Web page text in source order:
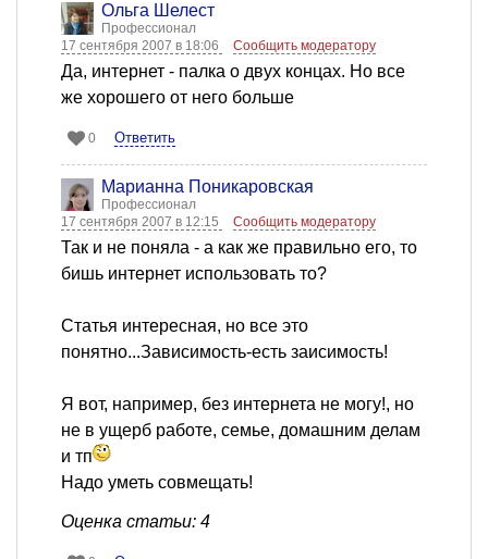
Ольга Шелест
Профессионал
17 сентября 2007 в 18:06
Сообщить модератору
Да, интернет - палка о двух концах. Но все
же хорошего от него больше
0 Ответить
Марианна Поникаровская
Профессионал
17 сентября 2007 в 12:15
Сообщить модератору
Так и не поняла - а как же правильно его, то
бишь интернет использовать то?
Статья интересная, но все это
понятно...Зависимость-есть заисимость!
Я вот, например, без интернета не могу!, но
не в ущерб работе, семье, домашним делам
и тп
Надо уметь совмещать!
Оценка статьи: 4